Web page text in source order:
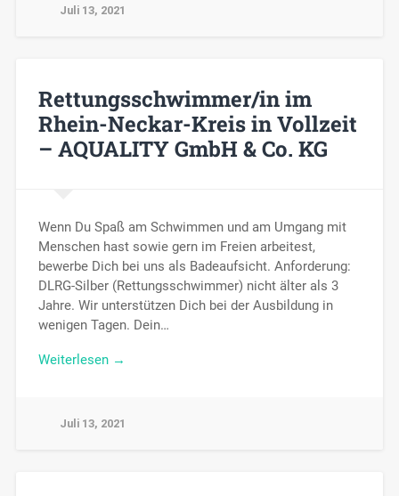
Juli 13, 2021
Rettungsschwimmer/in im
Rhein-Neckar-Kreis in Vollzeit
– AQUALITY GmbH & Co. KG
Wenn Du Spaß am Schwimmen und am Umgang mit
Menschen hast sowie gern im Freien arbeitest,
bewerbe Dich bei uns als Badeaufsicht. Anforderung:
DLRG-Silber (Rettungsschwimmer) nicht älter als 3
Jahre. Wir unterstützen Dich bei der Ausbildung in
wenigen Tagen. Dein…
Weiterlesen →
Juli 13, 2021